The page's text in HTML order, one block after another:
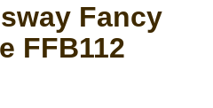
Fancy
FFB112